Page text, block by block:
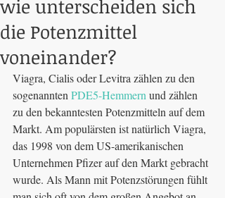
wie unterscheiden sich
die Potenzmittel
voneinander?
Viagra, Cialis oder Levitra zählen zu den
sogenannten PDE5-Hemmern und zählen
zu den bekanntesten Potenzmitteln auf dem
Markt. Am populärsten ist natürlich Viagra,
das 1998 von dem US-amerikanischen
Unternehmen Pfizer auf den Markt gebracht
wurde. Als Mann mit Potenzstörungen fühlt